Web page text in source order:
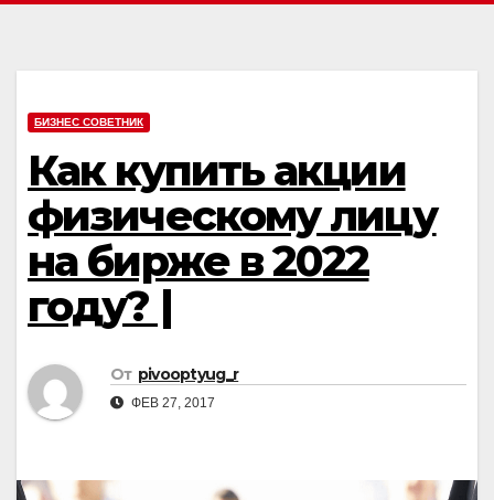
БИЗНЕС СОВЕТНИК
Как купить акции
физическому лицу
на бирже в 2022
году? |
От pivooptyug_r
ФЕВ 27, 2017